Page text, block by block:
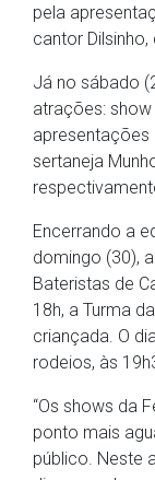
pela
cantor
Já no sábado
atrações:
apresentações
sertaneja
Encerrando a
domingo (30),
Bateristas de
18h, a Turma
criançada. O
rodeios, às
“Os shows da
ponto mais
público. Neste